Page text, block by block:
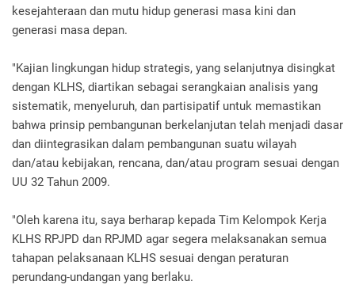
kesejahteraan dan mutu hidup generasi masa kini dan
generasi masa depan.
"Kajian lingkungan hidup strategis, yang selanjutnya disingkat
dengan KLHS, diartikan sebagai serangkaian analisis yang
sistematik, menyeluruh, dan partisipatif untuk memastikan
bahwa prinsip pembangunan berkelanjutan telah menjadi dasar
dan diintegrasikan dalam pembangunan suatu wilayah
dan/atau kebijakan, rencana, dan/atau program sesuai dengan
UU 32 Tahun 2009.
"Oleh karena itu, saya berharap kepada Tim Kelompok Kerja
KLHS RPJPD dan RPJMD agar segera melaksanakan semua
tahapan pelaksanaan KLHS sesuai dengan peraturan
perundang-undangan yang berlaku.